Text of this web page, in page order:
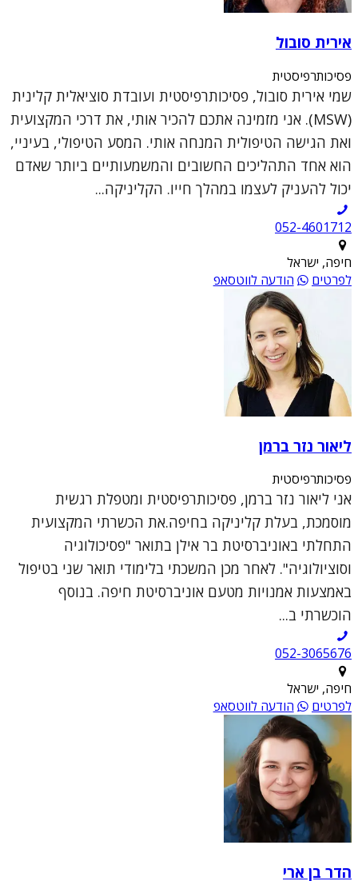
אירית סובול
פסיכותרפיסטית
שמי אירית סובול, פסיכותרפיסטית ועובדת סוציאלית קלינית
(MSW). אני מזמינה אתכם להכיר אותי, את דרכי המקצועית
ואת הגישה הטיפולית המנחה אותי. המסע הטיפולי, בעיניי,
הוא אחד התהליכים החשובים והמשמעותיים ביותר שאדם
יכול להעניק לעצמו במהלך חייו. הקליניקה...
052-4601712
חיפה, ישראל
לפרטים
הודעה לווטסאפ
ליאור נזר ברמן
פסיכותרפיסטית
אני ליאור נזר ברמן, פסיכותרפיסטית ומטפלת רגשית
מוסמכת, בעלת קליניקה בחיפה.את הכשרתי המקצועית
התחלתי באוניברסיטת בר אילן בתואר "פסיכולוגיה
וסוציולוגיה". לאחר מכן המשכתי בלימודי תואר שני בטיפול
באמצעות אמנויות מטעם אוניברסיטת חיפה. בנוסף
הוכשרתי ב...
052-3065676
חיפה, ישראל
לפרטים
הודעה לווטסאפ
הדר בן ארי